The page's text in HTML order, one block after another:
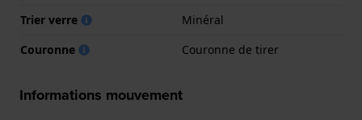
Trier verre
Minéral
Couronne
Couronne de tirer
Informations mouvement